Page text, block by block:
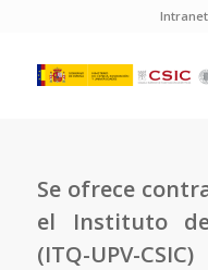
Intranet
Se ofrece
el Instituto
(ITQ-UPV-